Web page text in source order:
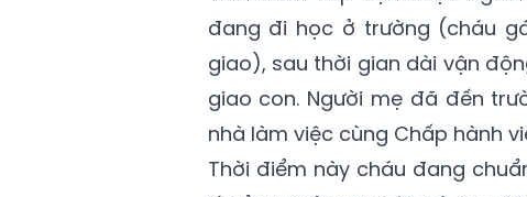
đang đi học ở trường (cháu
giao), sau thời gian dài vận
giao con. Người mẹ đã đến
nhà làm việc cùng Chấp hành
Thời điểm này cháu đang